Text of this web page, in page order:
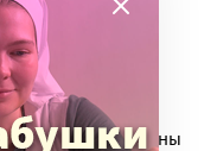
инсулин. Есть
другим
быть установлены